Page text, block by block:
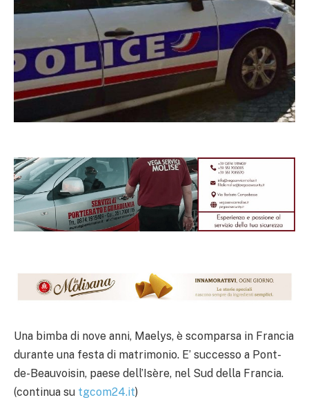
Una bimba di nove anni, Maelys, è scomparsa in Francia
durante una festa di matrimonio. E’ successo a Pont-
de-Beauvoisin, paese dell’Isère, nel Sud della Francia.
(continua su tgcom24.it)